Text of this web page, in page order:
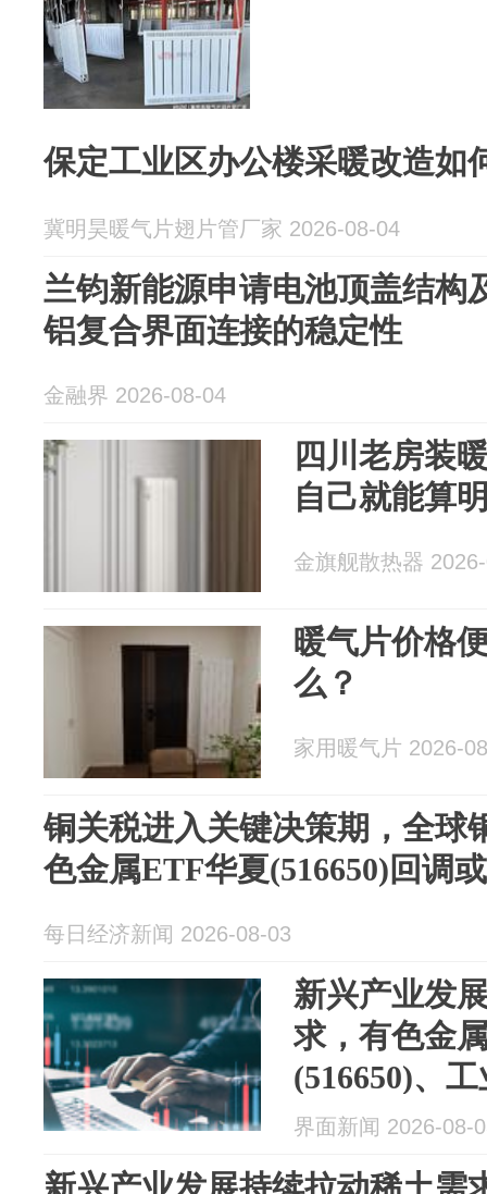
保定工业区办公楼采暖改造如
冀明昊暖气片翅片管厂家 2026-08-04
兰钧新能源申请电池顶盖结构
铝复合界面连接的稳定性
金融界 2026-08-04
四川老房装
自己就能算
金旗舰散热器
暖气片价格
么？
家用暖气片 2026-
铜关税进入关键决策期，全球
色金属ETF华夏(516650)回调
每日经济新闻 2026-08-03
新兴产业发
求，有色金
(516650)、
(515040)交
界面新闻 2026-08-